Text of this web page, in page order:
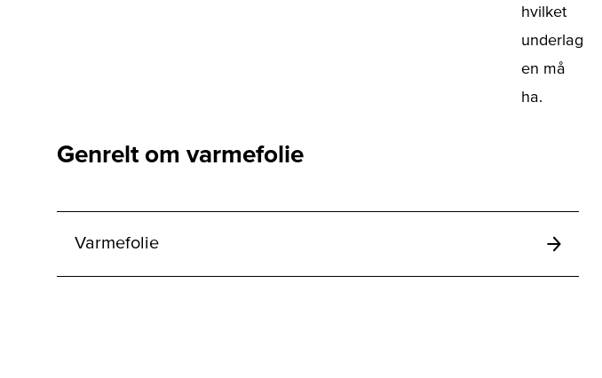
hvilket
underlag
en må
ha.
Genrelt om varmefolie
Varmefolie